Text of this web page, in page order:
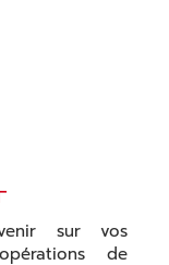
sur vos
de